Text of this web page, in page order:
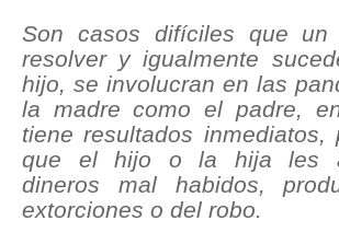
Son casos difíciles que un
resolver y igualmente
hijo, se involucran en las
la madre como el padre,
tiene resultados inmediatos,
que el hijo o la hija les
dineros mal habidos,
extorciones o del robo.